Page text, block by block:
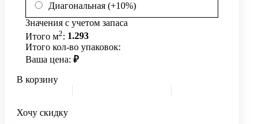
Диагональная (+10%)
Значения с учетом запаса
Итого м2: 1.293
Итого кол-во упаковок:
Ваша цена: ₽
В корзину
Хочу скидку